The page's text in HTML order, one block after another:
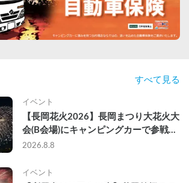
すべて見る
イベント
【長岡花火2026】長岡まつり大花火大
会(B会場)にキャンピングカーで参戦し
て、長岡駅前で車中泊してきた
2026.8.8
イベント